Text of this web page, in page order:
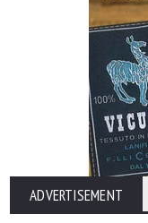
ADVERTISEMENT